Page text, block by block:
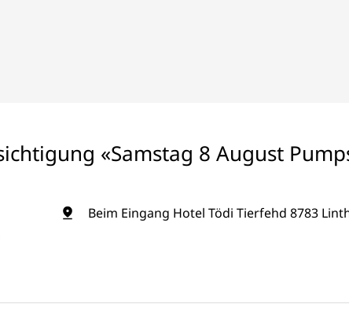
«Samstag 8 August
Beim Eingang Hotel Tödi Tierfehd 8783